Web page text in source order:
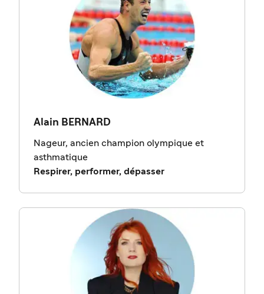
Alain BERNARD
Nageur, ancien champion olympique et
asthmatique
Respirer, performer, dépasser